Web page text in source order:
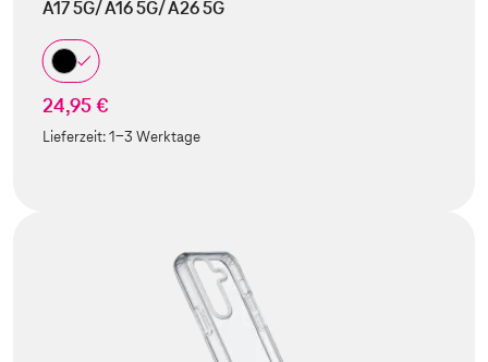
A17 5G/ A16 5G/ A26 5G
24,95 €
Lieferzeit:1-3 Werktage